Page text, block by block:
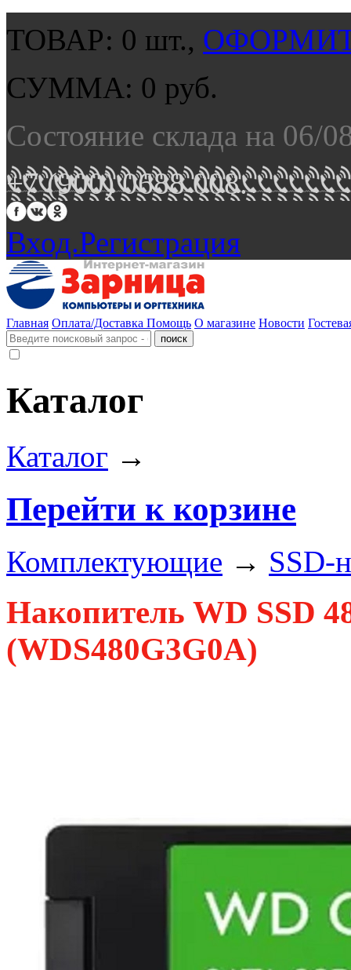
ТОВАР: 0 шт.,
СУММА: 0 руб.
Состояние склада на 06/
+7 (900) 0688 008.
Вход.Регистрация
Главная Оплата/Доставка Помощь О магазине Новости
Каталог
Каталог →
Перейти к корзине
Комплектующие → SSD-
Накопитель WD SSD
(WDS480G3G0A)